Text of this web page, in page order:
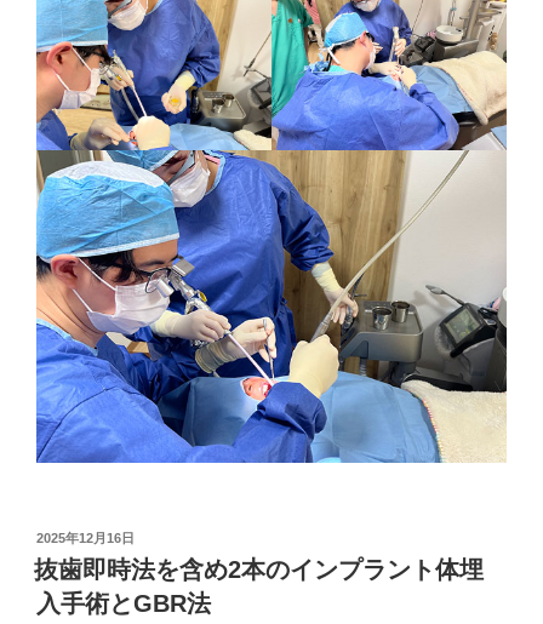
投
稿
日:
2025年12月16日
抜歯即時法を含め2本のインプラント体埋
入手術とGBR法